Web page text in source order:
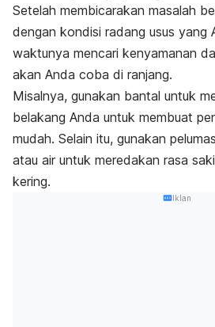
Setelah membicarakan masalah
dengan kondisi radang usus yang
waktunya mencari kenyamanan
akan Anda coba di ranjang.
Misalnya, gunakan bantal untuk
belakang Anda untuk membuat
mudah. Selain itu, gunakan
atau air untuk meredakan rasa
kering.
Iklan